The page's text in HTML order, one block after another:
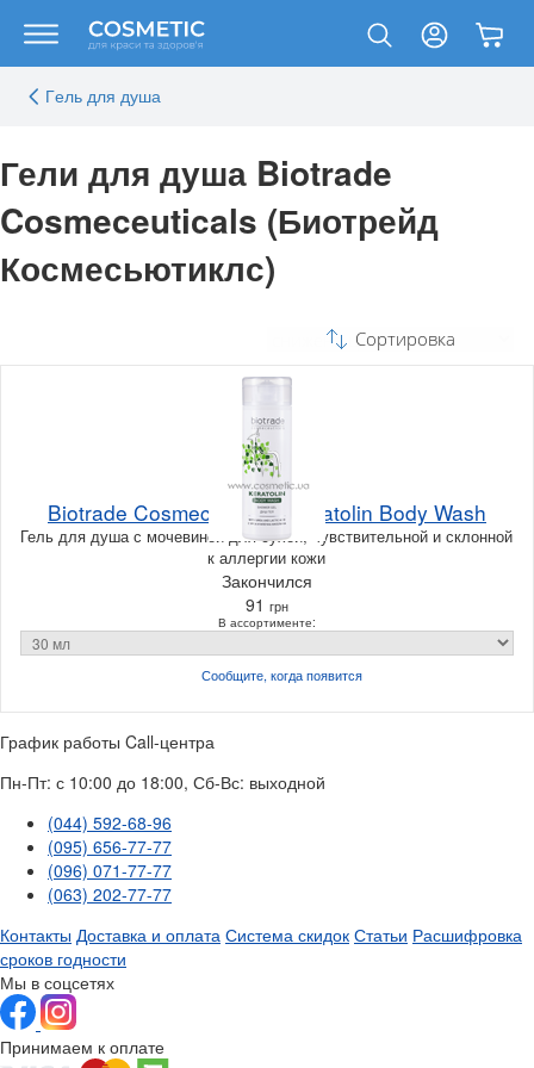
Гeль для душа
Гели для душа Biotrade
Cosmeceuticals (Биотрейд
Космесьютиклс)
Сортировка
Biotrade Cosmeceuticals Keratolin Body Wash
Гель для душа с мочевиной для сухой, чувствительной и склонной
к аллергии кожи
Закончился
91 грн
В ассортименте:
Сообщите, когдапоявится
График работы Call-центра
Пн-Пт: с 10:00 до 18:00, Сб-Вс: выходной
(044) 592-68-96
(095) 656-77-77
(096) 071-77-77
(063) 202-77-77
Контакты Доставка и оплата Система скидок Статьи Расшифровка
сроков годности
Мы в соцсетях
Принимаем к оплате